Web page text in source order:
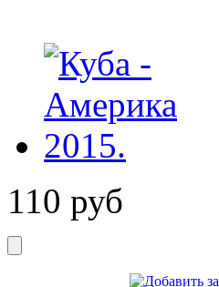
110 руб